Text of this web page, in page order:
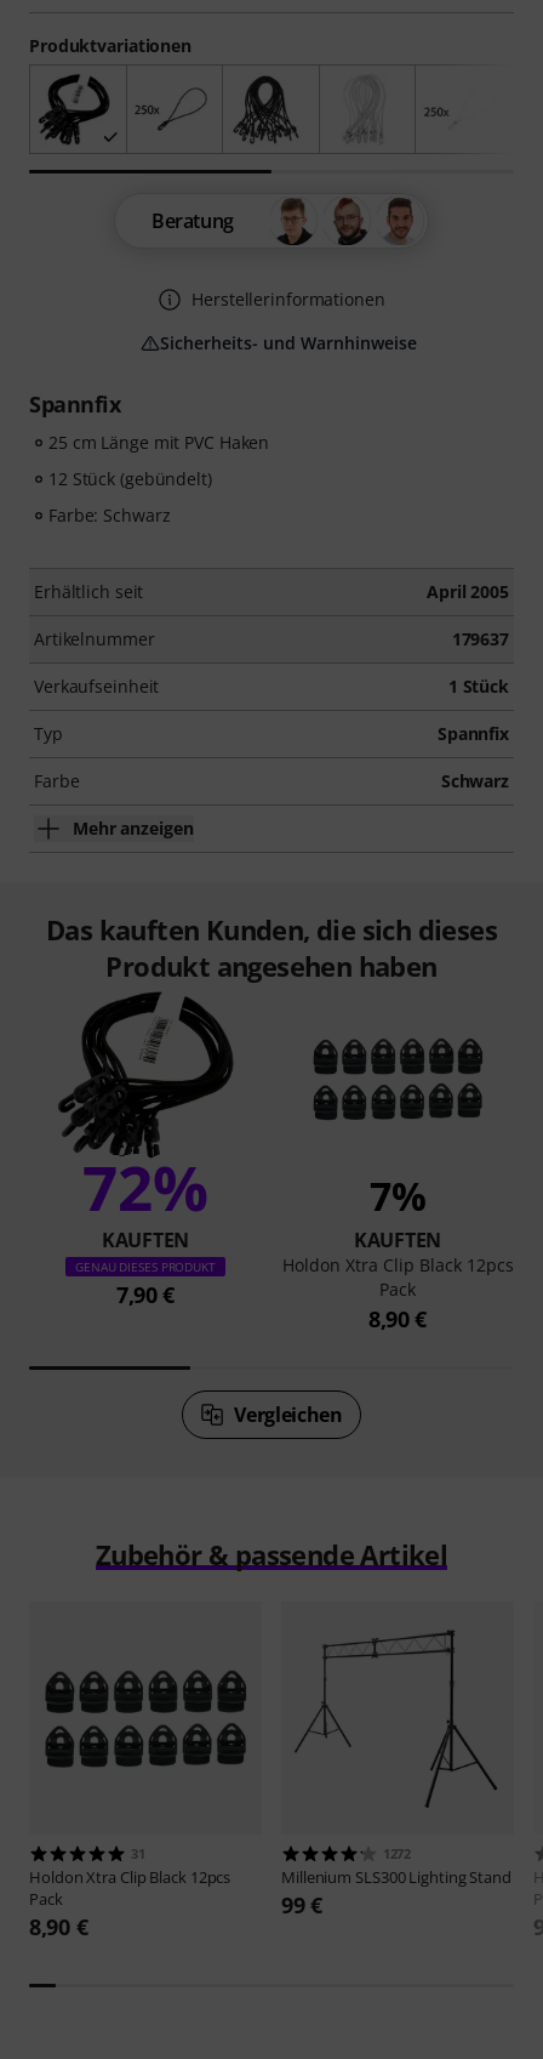
Spannfix
25 cm Länge mit PVC Haken
12 Stück (gebündelt)
Farbe: Schwarz
Erhältlich seit April 2005
Artikelnummer 179637
Verkaufseinheit 1 Stück
Typ Spannfix
Farbe Schwarz
Mehr anzeigen
Produktvariationen
Beratung
Herstellerinformationen
Sicherheits- und Warnhinweise
Das kauften Kunden, die sich dieses
Produkt angesehen haben
72%
KAUFTEN
GENAU DIESES PRODUKT
7,90 €
7%
KAUFTEN
Holdon Xtra Clip Black 12pcs
Pack
8,90 €
Vergleichen
Zubehör & passende Artikel
31
HoldonXtra Clip Black 12pcs
Pack
8,90 €
1272
Millenium SLS300 Lighting Stand
99 €